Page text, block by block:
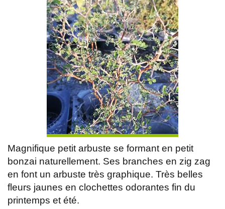
Magnifique petit arbuste se formant en petit
bonzai naturellement. Ses branches en zig zag
en font un arbuste très graphique. Très belles
fleurs jaunes en clochettes odorantes fin du
printemps et été.